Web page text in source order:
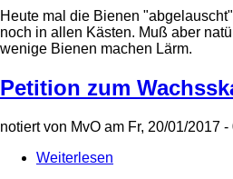
lauschen
Heute mal die Bienen
noch in allen Kästen. Muß aber
wenige Bienen machen Lärm.
Petition zum
notiert von MvO am Fr, 20/01/2017 -
Weiterlesen